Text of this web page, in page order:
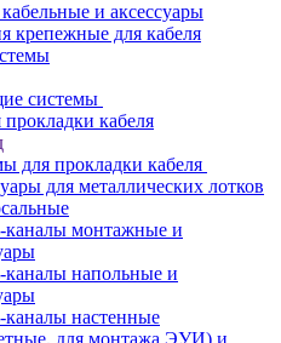
и аксессуары
крепежные для кабеля
системы
кабеля
для прокладки кабеля
для металлических лотков
каналы монтажные и
каналы напольные и
каналы настенные
для монтажа ЭУИ) и